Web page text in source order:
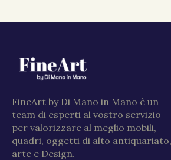
FineArt by Di Mano in Mano è un
team di esperti al vostro servizio
per valorizzare al meglio mobili,
quadri, oggetti di alto antiquariato,
arte e Design.